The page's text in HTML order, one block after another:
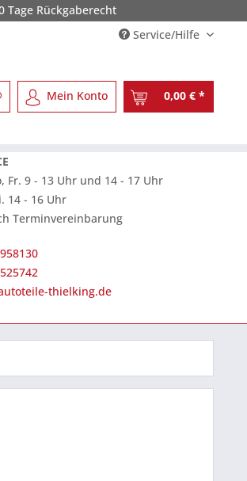
Tage Rückgaberecht
Service/Hilfe
Mein Konto 0,00 € *
Fr. 9 - 13 Uhr und 14 - 17 Uhr
14 - 16 Uhr
Terminvereinbarung
thielking.de